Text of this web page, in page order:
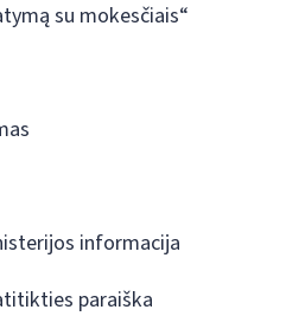
su mokesčiais“
informacija
paraiška